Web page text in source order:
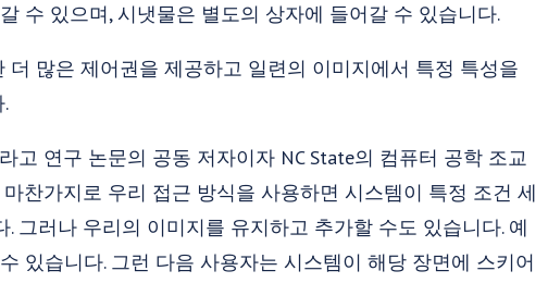
수 있으며, 시냇물은 별도의 상자에 들어갈 수 있습니다.
많은 제어권을 제공하고 일련의 이미지에서 특정 특성을
고 연구 논문의 공동 저자이자 NC State의 컴퓨터 공학 조교
찬가지로 우리 접근 방식을 사용하면 시스템이 특정 조건 세
그러나 우리의 이미지를 유지하고 추가할 수도 있습니다. 예
있습니다. 그런 다음 사용자는 시스템이 해당 장면에 스키어